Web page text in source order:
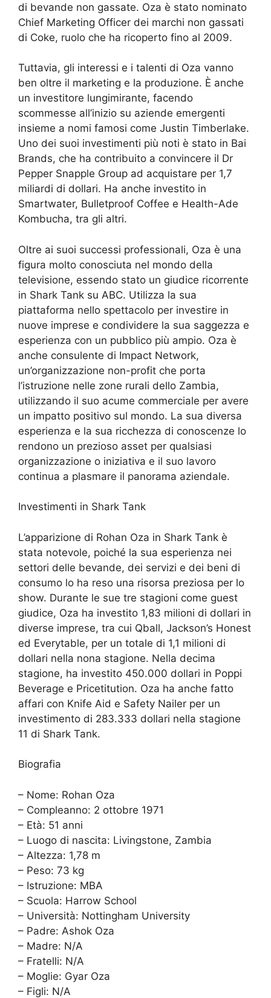
di bevande non gassate. Oza è stato nominato
Chief Marketing Officer dei marchi non gassati
di Coke, ruolo che ha ricoperto fino al 2009.
Tuttavia, gli interessi e i talenti di Oza vanno
ben oltre il marketing e la produzione. È anche
un investitore lungimirante, facendo
scommesse all’inizio su aziende emergenti
insieme a nomi famosi come Justin Timberlake.
Uno dei suoi investimenti più noti è stato in Bai
Brands, che ha contribuito a convincere il Dr
Pepper Snapple Group ad acquistare per 1,7
miliardi di dollari. Ha anche investito in
Smartwater, Bulletproof Coffee e Health-Ade
Kombucha, tra gli altri.
Oltre ai suoi successi professionali, Oza è una
figura molto conosciuta nel mondo della
televisione, essendo stato un giudice ricorrente
in Shark Tank su ABC. Utilizza la sua
piattaforma nello spettacolo per investire in
nuove imprese e condividere la sua saggezza e
esperienza con un pubblico più ampio. Oza è
anche consulente di Impact Network,
un’organizzazione non-profit che porta
l’istruzione nelle zone rurali dello Zambia,
utilizzando il suo acume commerciale per avere
un impatto positivo sul mondo. La sua diversa
esperienza e la sua ricchezza di conoscenze lo
rendono un prezioso asset per qualsiasi
organizzazione o iniziativa e il suo lavoro
continua a plasmare il panorama aziendale.
Investimenti in Shark Tank
L’apparizione di Rohan Oza in Shark Tank è
stata notevole, poiché la sua esperienza nei
settori delle bevande, dei servizi e dei beni di
consumo lo ha reso una risorsa preziosa per lo
show. Durante le sue tre stagioni come guest
giudice, Oza ha investito 1,83 milioni di dollari in
diverse imprese, tra cui Qball, Jackson’s Honest
ed Everytable, per un totale di 1,1 milioni di
dollari nella nona stagione. Nella decima
stagione, ha investito 450.000 dollari in Poppi
Beverage e Pricetitution. Oza ha anche fatto
affari con Knife Aid e Safety Nailer per un
investimento di 283.333 dollari nella stagione
11 di Shark Tank.
Biografia
– Nome: Rohan Oza
– Compleanno: 2 ottobre 1971
– Età: 51 anni
– Luogo di nascita: Livingstone, Zambia
– Altezza: 1,78 m
– Peso: 73 kg
– Istruzione: MBA
– Scuola: Harrow School
– Università: Nottingham University
– Padre: Ashok Oza
– Madre: N/A
– Fratelli: N/A
– Moglie: Gyar Oza
– Figli: N/A